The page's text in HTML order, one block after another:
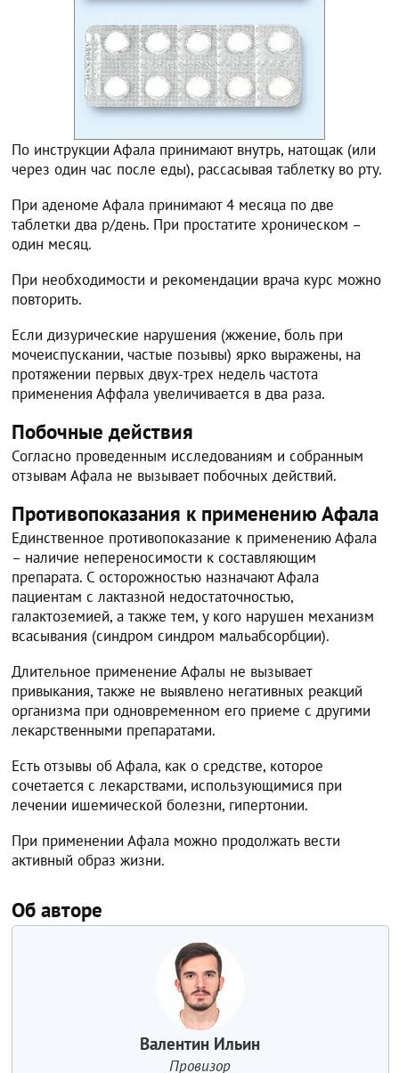
По инструкции Афала принимают внутрь, натощак (или
через один час после еды), рассасывая таблетку во рту.
При аденоме Афала принимают 4 месяца по две
таблетки два р/день. При простатите хроническом –
один месяц.
При необходимости и рекомендации врача курс можно
повторить.
Если дизурические нарушения (жжение, боль при
мочеиспускании, частые позывы) ярко выражены, на
протяжении первых двух-трех недель частота
применения Аффала увеличивается в два раза.
Побочные действия
Согласно проведенным исследованиям и собранным
отзывам Афала не вызывает побочных действий.
Противопоказания к применению Афала
Единственное противопоказание к применению Афала
– наличие непереносимости к составляющим
препарата. С осторожностью назначают Афала
пациентам с лактазной недостаточностью,
галактоземией, а также тем, у кого нарушен механизм
всасывания (синдром синдром мальабсорбции).
Длительное применение Афалы не вызывает
привыкания, также не выявлено негативных реакций
организма при одновременном его приеме с другими
лекарственными препаратами.
Есть отзывы об Афала, как о средстве, которое
сочетается с лекарствами, использующимися при
лечении ишемической болезни, гипертонии.
При применении Афала можно продолжать вести
активный образ жизни.
Об авторе
Валентин Ильин
Провизор